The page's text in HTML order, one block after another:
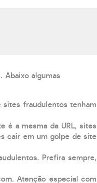
Abaixo algumas
sites fraudulentos tenham
é a mesma da URL, sites
cair em um golpe de site
Prefira sempre,
Atenção especial com